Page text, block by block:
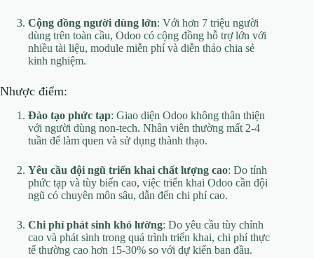
Cộng đồng người dùng lớn: Với hơn 7 triệu người
dùng trên toàn cầu, Odoo có cộng đồng hỗ trợ lớn với
nhiều tài liệu, module miễn phí và diễn thảo chia sẻ
kinh nghiệm.
Nhược điểm:
Đào tạo phức tạp: Giao diện Odoo không thân thiện
với người dùng non-tech. Nhân viên thường mất 2-4
tuần để làm quen và sử dụng thành thạo.
Yêu cầu đội ngũ triển khai chất lượng cao: Do tính
phức tạp và tùy biến cao, việc triển khai Odoo cần đội
ngũ có chuyên môn sâu, dẫn đến chi phí cao.
Chi phí phát sinh khó lường: Do yêu cầu tùy chỉnh
cao và phát sinh trong quá trình triển khai, chi phí thực
tế thường cao hơn 15-30% so với dự kiến ban đầu.